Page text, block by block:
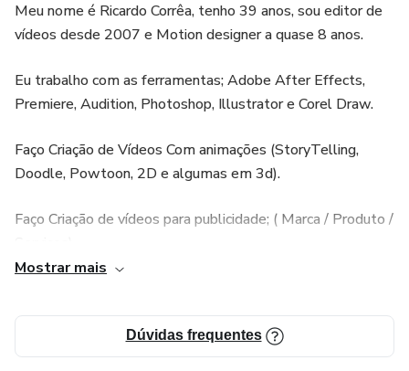
empresários.
profissionais da área, eu resolvi criar o Universo Freelancer,
para poder te passar todo o meu conhecimento adquirido
Meu nome é Ricardo Corrêa, tenho 39 anos, sou editor de
vídeos desde 2007 e Motion designer a quase 8 anos.
Eu trabalho com as ferramentas; Adobe After Effects,
Premiere, Audition, Photoshop, Illustrator e Corel Draw.
Faço Criação de Vídeos Com animações (StoryTelling,
Doodle, Powtoon, 2D e algumas em 3d).
Faço Criação de vídeos para publicidade; ( Marca / Produto /
Vinheta de Abertura e Fechamento, cortes de vídeos,
Animações ilustrativas, legendas, ajuste de cores,
masterização do áudio e inclusão de trilha sonora).
Mostrar mais
Dúvidas frequentes